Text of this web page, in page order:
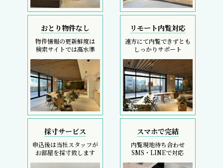
おとり物件なし
物件情報の更新鮮度は
検索サイトでは高水準
リモート内覧対応
遠方にて内覧できずとも
しっかりサポート
採寸サービス
申込後は当社スタッフが
お部屋を採寸致します
スマホで完結
内覧現地待ち合わせ
SMS・LINEで対応